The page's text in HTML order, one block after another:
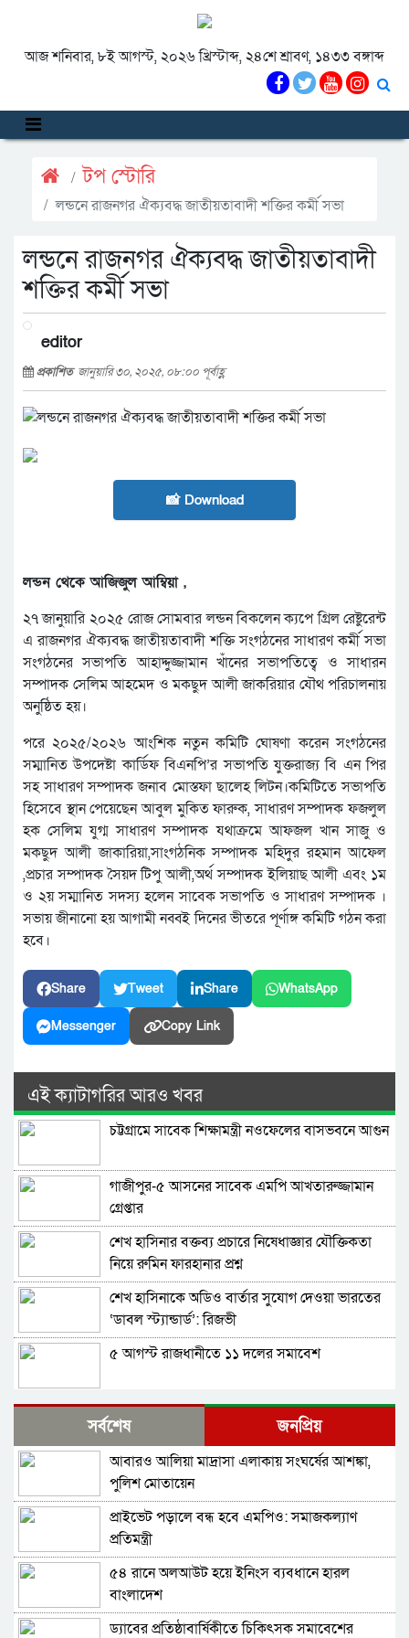
আজ শনিবার, ৮ই আগস্ট, ২০২৬ খ্রিস্টাব্দ, ২৪শে শ্রাবণ, ১৪৩৩ বঙ্গাব্দ
টপ স্টোরি
লন্ডনে রাজনগর ঐক্যবদ্ধ জাতীয়তাবাদী শক্তির কর্মী সভা
লন্ডনে রাজনগর ঐক্যবদ্ধ জাতীয়তাবাদী
শক্তির কর্মী সভা
editor
প্রকাশিত জানুয়ারি ৩০, ২০২৫, ০৮:০০ পূর্বাহ্ণ
📸 Download
লন্ডন থেকে আজিজুল আম্বিয়া ,
২৭ জানুয়ারি ২০২৫ রোজ সোমবার লন্ডন বিকলেন ক‍্যপে গ্রিল রেষ্টুরেন্ট
এ রাজনগর ঐক্যবদ্ধ জাতীয়তাবাদী শক্তি সংগঠনের সাধারণ কর্মী সভা
সংগঠনের সভাপতি আহাদ্দুজ্জামান খাঁনের সভাপতিত্বে ও সাধারন
সম্পাদক সেলিম আহমেদ ও মকছুদ আলী জাকরিয়ার যৌথ পরিচালনায়
অনুষ্ঠিত হয়।
পরে ২০২৫/২০২৬ আংশিক নতুন কমিটি ঘোষণা করেন সংগঠনের
সম্মানিত উপদেষ্টা কার্ডিফ বিএনপি’র সভাপতি যুক্তরাজ্য বি এন পির
সহ সাধারণ সম্পাদক জনাব মোস্তফা ছালেহ লিটন।কমিটিতে সভাপতি
হিসেবে স্থান পেয়েছেন আবুল মুকিত ফারুক, সাধারণ সম্পাদক ফজলুল
হক সেলিম যুগ্ম সাধারণ সম্পাদক যথাক্রমে আফজল খান সাজু ও
মকছুদ আলী জাকারিয়া,সাংগঠনিক সম্পাদক মহিদুর রহমান আফেল
,প্রচার সম্পাদক সৈয়দ টিপু আলী,অর্থ সম্পাদক ইলিয়াছ আলী এবং ১ম
ও ২য় সম্মানিত সদস্য হলেন সাবেক সভাপতি ও সাধারণ সম্পাদক ।
সভায় জীনানো হয় আগামী নব্বই দিনের ভীতরে পূর্ণাঙ্গ কমিটি গঠন করা
হবে।
Share Tweet Share WhatsApp
Messenger Copy Link
এই ক্যাটাগরির আরও খবর
চট্টগ্রামে সাবেক শিক্ষামন্ত্রী নওফেলের বাসভবনে আগুন
গাজীপুর-৫ আসনের সাবেক এমপি আখতারুজ্জামান
গ্রেপ্তার
শেখ হাসিনার বক্তব্য প্রচারে নিষেধাজ্ঞার যৌক্তিকতা
নিয়ে রুমিন ফারহানার প্রশ্ন
শেখ হাসিনাকে অডিও বার্তার সুযোগ দেওয়া ভারতের
‘ডাবল স্ট্যান্ডার্ড’: রিজভী
৫ আগস্ট রাজধানীতে ১১ দলের সমাবেশ
শেখ হাসিনার সঙ্গে সংবাদ সম্মেলনে থাকছেন সজীব
ওয়াজেদ জয়
ক্ষমতাচ্যুতির দুই বছর: ৫ অগাস্ট ‘ভার্চুয়ালি সামনে
আসছেন’ হাসিনা
১১ দলের লিয়াজোঁ কমিটির বৈঠক, ৫ আগস্ট সমাবেশ
হাতকড়া আমাদের কাছে নববধূর চুড়ির মতো: কাদের
সিদ্দিকী
শাপলা চত্বর ‘গণহত্যা’ মামলায় লতিফ সিদ্দিকী গ্রেপ্তার
সর্বশেষ জনপ্রিয়
আবারও আলিয়া মাদ্রাসা এলাকায় সংঘর্ষের আশঙ্কা,
পুলিশ মোতায়েন
প্রাইভেট পড়ালে বন্ধ হবে এমপিও: সমাজকল্যাণ
প্রতিমন্ত্রী
৫৪ রানে অলআউট হয়ে ইনিংস ব্যবধানে হারল
বাংলাদেশ
ড্যাবের প্রতিষ্ঠাবার্ষিকীতে চিকিৎসক সমাবেশের